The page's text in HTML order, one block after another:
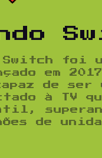
foi
em
de
à TV
de